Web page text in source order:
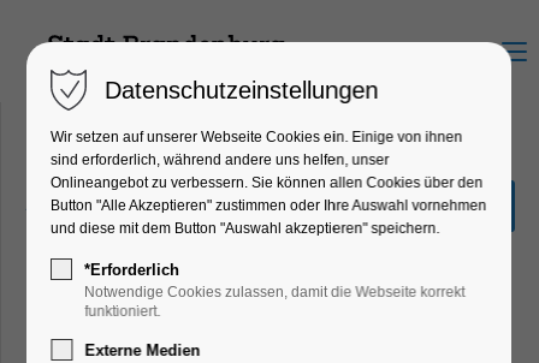
Menu
„Human Connection
Africa“ – Pop-Up-
Fotoausstellung
Kinder, Jugend, Konzert, Musik, Kunst,
Mitmach-Aktion
Datenschutzeinstellungen
Wir setzen auf unserer Webseite Cookies ein. Einige von ihnen
sind erforderlich, während andere uns helfen, unser
Onlineangebot zu verbessern. Sie können allen Cookies über den
Button "Alle Akzeptieren" zustimmen oder Ihre Auswahl vornehmen
und diese mit dem Button "Auswahl akzeptieren" speichern.
*Erforderlich
Notwendige Cookies zulassen, damit die Webseite korrekt
funktioniert.
Externe Medien